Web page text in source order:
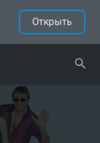
Открыть